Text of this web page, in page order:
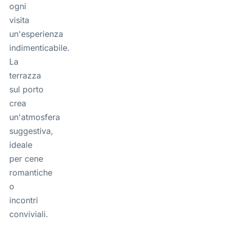
ogni
visita
un'esperienza
indimenticabile.
La
terrazza
sul porto
crea
un'atmosfera
suggestiva,
ideale
per cene
romantiche
o
incontri
conviviali.